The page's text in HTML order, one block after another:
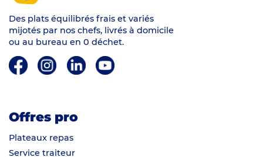
Des plats équilibrés frais et variés
mijotés par nos chefs, livrés à domicile
ou au bureau en 0 déchet.
Offres pro
Plateaux repas
Service traiteur